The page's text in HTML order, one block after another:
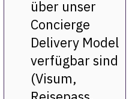
über unser
Concierge
Delivery Model
verfügbar sind
(Visum,